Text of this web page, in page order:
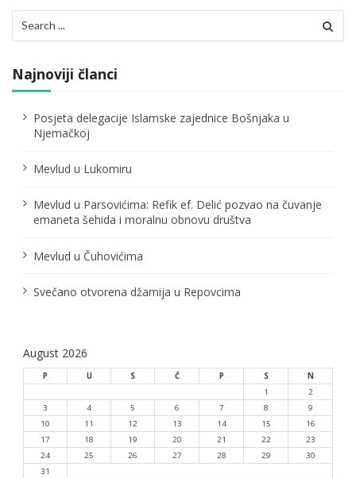
s
p
g
n
t
i
o
for:
Najnoviji članci
Posjeta delegacije Islamske zajednice Bošnjaka u
Njemačkoj
Mevlud u Lukomiru
Mevlud u Parsovićima: Refik ef. Delić pozvao na čuvanje
emaneta šehida i moralnu obnovu društva
Mevlud u Čuhovićima
Svečano otvorena džamija u Repovcima
August 2026
P U S Č P S
N
1
2
3
4 5 6 7 8
9
10
11 12 13 14 15
16
17
18 19 20 21 22
23
24
25 26 27 28 29
30
31